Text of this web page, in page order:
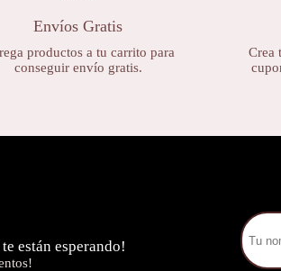
Envíos Gratis
productos a tu carrito para
conseguir envío gratis.
Crea
están esperando!